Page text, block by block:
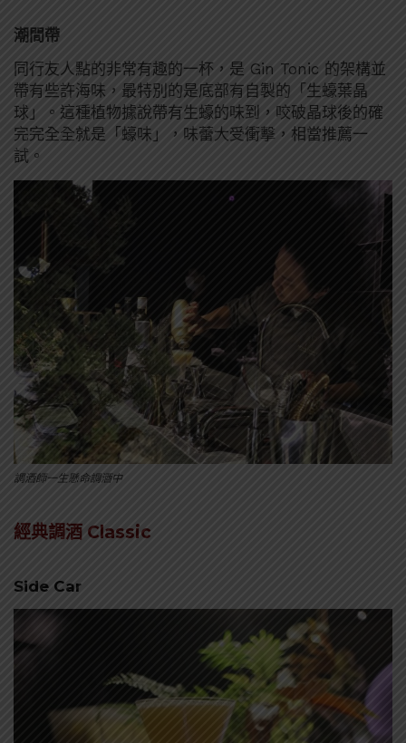
潮間帶
同行友人點的非常有趣的一杯，是 Gin Tonic 的架構並
帶有些許海味，最特別的是底部有自製的「生蠔葉晶
球」。這種植物據說帶有生蠔的味到，咬破晶球後的確
完完全全就是「蠔味」，味蕾大受衝擊，相當推薦一
試。
調酒師一生懸命調酒中
經典調酒 Classic
Side Car